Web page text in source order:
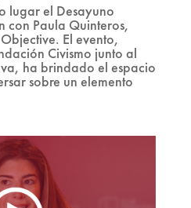
lugar el Desayuno
con Paula Quinteros,
El evento,
Civismo junto al
ha brindado el espacio
sobre un elemento